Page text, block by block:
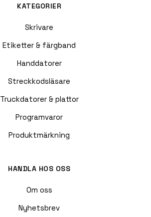
KATEGORIER
Skrivare
Etiketter & färgband
Handdatorer
Streckkodsläsare
Truckdatorer & plattor
Programvaror
Produktmärkning
HANDLA HOS OSS
Om oss
Nyhetsbrev